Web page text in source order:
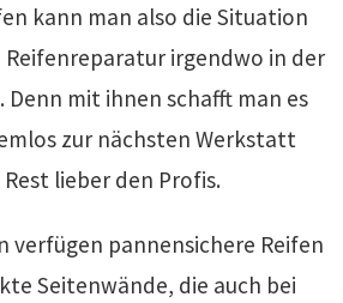
kann man also die Situation
irgendwo in der
Denn mit ihnen schafft man es
zur nächsten Werkstatt
lieber den Profis.
verfügen pannensichere Reifen
Seitenwände, die auch bei